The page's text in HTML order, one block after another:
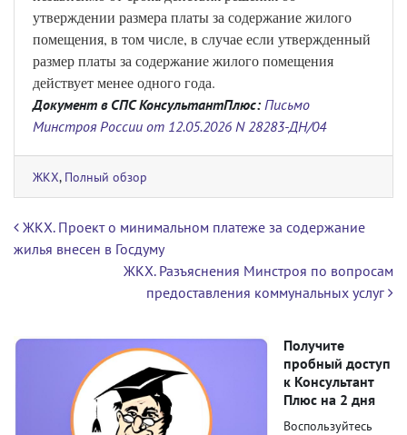
утверждении размера платы за содержание жилого
помещения, в том числе, в случае если утвержденный
размер платы за содержание жилого помещения
действует менее одного года.
Документ в СПС КонсультантПлюс: Письмо
Минстроя России от 12.05.2026 N 28283-ДН/04
ЖКХ, Полный обзор
Навигация по записям
ЖКХ. Проект о минимальном платеже за содержание
жилья внесен в Госдуму
ЖКХ. Разъяснения Минстроя по вопросам
предоставления коммунальных услуг
Получите
пробный доступ
к Консультант
Плюс на 2 дня
Воспользуйтесь